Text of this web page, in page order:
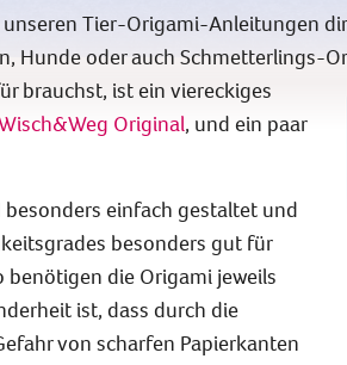
Tier-Origami-Anleitungen
Hunde oder auch Schmetterlings-
brauchst, ist ein viereckiges
Original, und ein paar
einfach gestaltet und
besonders gut für
benötigen die Origami jeweils
ist, dass durch die
von scharfen Papierkanten